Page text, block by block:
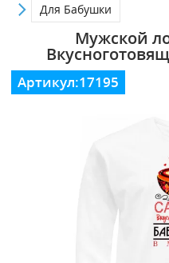
Для Бабушки
Мужской
Артикул:17195